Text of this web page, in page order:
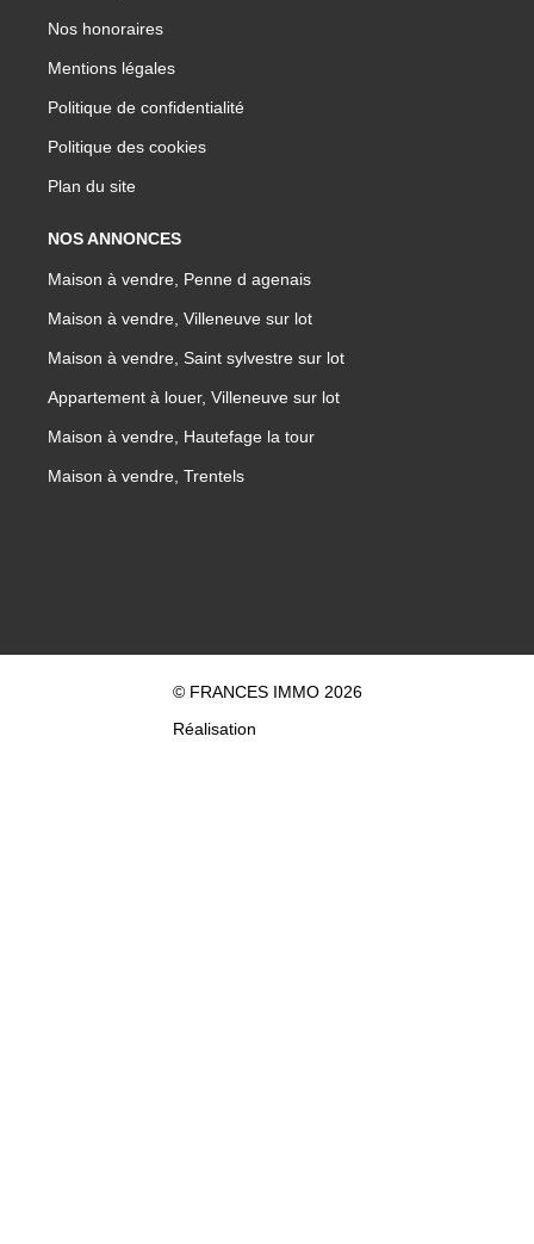
Nos honoraires
Mentions légales
Politique de confidentialité
Politique des cookies
Plan du site
NOS ANNONCES
Maison à vendre, Penne d agenais
Maison à vendre, Villeneuve sur lot
Maison à vendre, Saint sylvestre sur lot
Appartement à louer, Villeneuve sur lot
Maison à vendre, Hautefage la tour
Maison à vendre, Trentels
© FRANCES IMMO 2026
Réalisation